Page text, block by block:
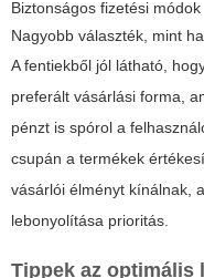
Biztonságos fizetési módok
Nagyobb választék, mint
A fentiekből jól látható,
preferált vásárlási forma,
pénzt is spórol a
csupán a termékek
vásárlói élményt kínálnak,
lebonyolítása prioritás.
Tippek az optimális